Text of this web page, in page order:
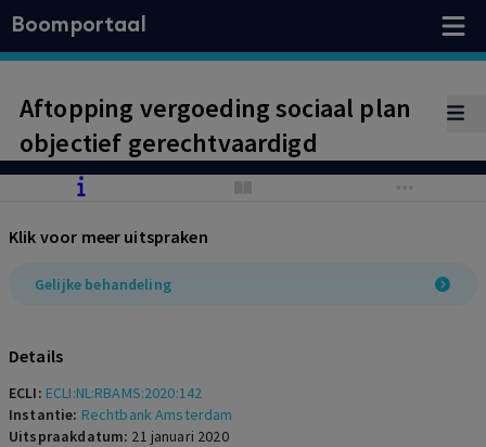
Boomportaal
Aftopping vergoeding sociaal plan
objectief gerechtvaardigd
Klik voor meer uitspraken
Gelijke behandeling
Details
ECLI: ECLI:NL:RBAMS:2020:142
Instantie: Rechtbank Amsterdam
Uitspraakdatum: 21 januari 2020